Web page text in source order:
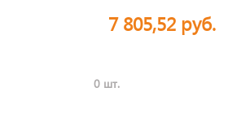
7 805,52 руб.
0 шт.